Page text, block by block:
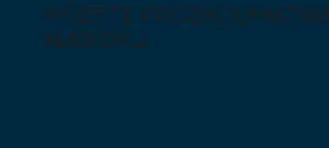
MŮŽETE PROZKOUMAT
NABÍDKU